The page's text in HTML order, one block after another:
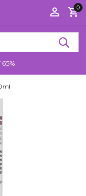
0
65%